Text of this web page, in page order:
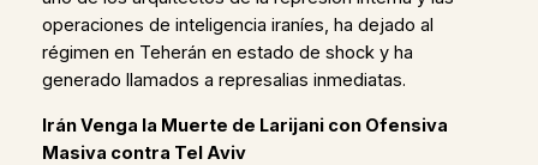
operaciones de inteligencia iraníes, ha dejado al
régimen en Teherán en estado de shock y ha
generado llamados a represalias inmediatas.
Irán Venga la Muerte de Larijani con Ofensiva
Masiva contra Tel Aviv